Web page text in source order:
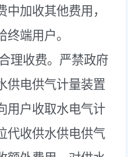
加收其他费用，
端用户。
理收费。 严禁政府
供电供气计量装置
用户收取水电气计
代收供水供电供气